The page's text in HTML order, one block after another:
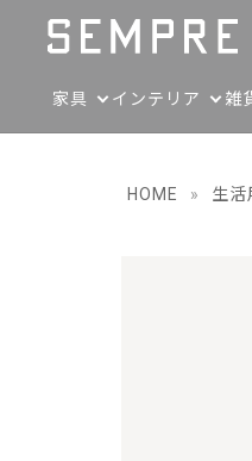
家具 インテリア 雑
HOME » 生活